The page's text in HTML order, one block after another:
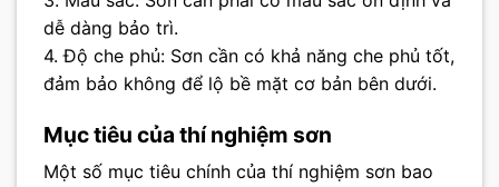
dễ dàng bảo trì.
4. Độ che phủ: Sơn cần có khả năng che phủ tốt,
đảm bảo không để lộ bề mặt cơ bản bên dưới.
Mục tiêu của thí nghiệm sơn
Một số mục tiêu chính của thí nghiệm sơn bao